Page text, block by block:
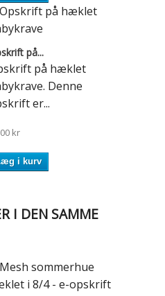
på...
på hæklet
Denne
er...
kr
i kurv
I DEN SAMME